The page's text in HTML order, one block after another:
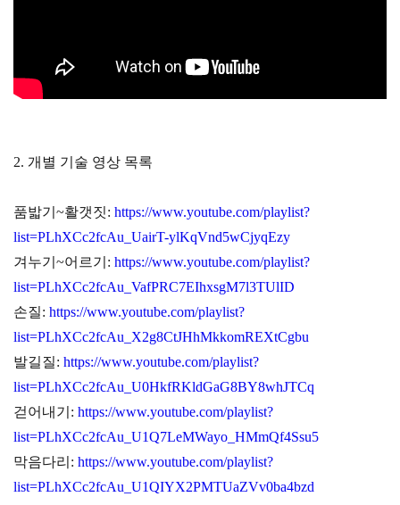
2. 개별 기술 영상 목록
품밟기~활갯짓: https://www.youtube.com/playlist?
list=PLhXCc2fcAu_UairT-ylKqVnd5wCjyqEzy
겨누기~어르기: https://www.youtube.com/playlist?
list=PLhXCc2fcAu_VafPRC7EIhxsgM7l3TUlID
손질: https://www.youtube.com/playlist?
list=PLhXCc2fcAu_X2g8CtJHhMkkomREXtCgbu
발길질: https://www.youtube.com/playlist?
list=PLhXCc2fcAu_U0HkfRKldGaG8BY8whJTCq
걷어내기: https://www.youtube.com/playlist?
list=PLhXCc2fcAu_U1Q7LeMWayo_HMmQf4Ssu5
막음다리: https://www.youtube.com/playlist?
list=PLhXCc2fcAu_U1QIYX2PMTUaZVv0ba4bzd